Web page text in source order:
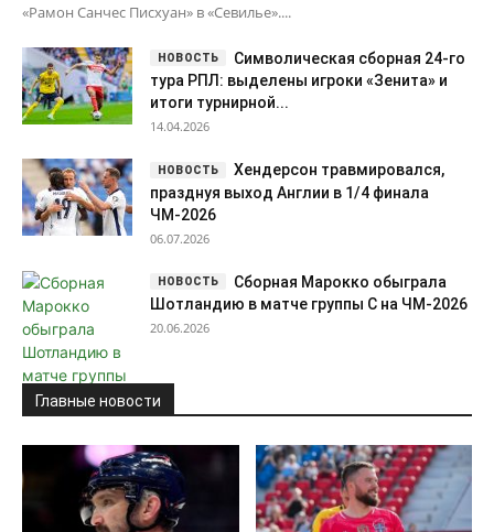
«Рамон Санчес Писхуан» в «Севилье»....
Символическая сборная 24-го
тура РПЛ: выделены игроки «Зенита» и
итоги турнирной...
14.04.2026
Хендерсон травмировался,
празднуя выход Англии в 1/4 финала
ЧМ-2026
06.07.2026
Сборная Марокко обыграла
Шотландию в матче группы C на ЧМ-2026
20.06.2026
Главные новости